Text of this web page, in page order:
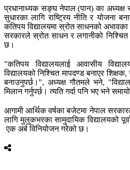
प्रधानाध्यक सङ्घ नेपाल (पान) का अध्यक्ष
सुधारका लागि राष्ट्रिय नीति र योजना
कतिपय विद्यालयमा स्रोत साधनको अभावका
सरकारले स्रोत साधन र लगानीको
छ।
"कतिपय विद्यालयलाई आवासीय
विद्यालयको निश्चित मापदण्ड बनाएर
बनाउनुपर्छ।", अध्यक्ष गौतमले भने,
मिलान गर्नुपर्छ। त्यति गर्दा पनि भए भने
आगामी आर्थिक वर्षका बजेटमा नेपाल
लागि मुलुकभरका सामुदायिक विद्यालयको
एक अर्ब विनियोजन गरेको छ।